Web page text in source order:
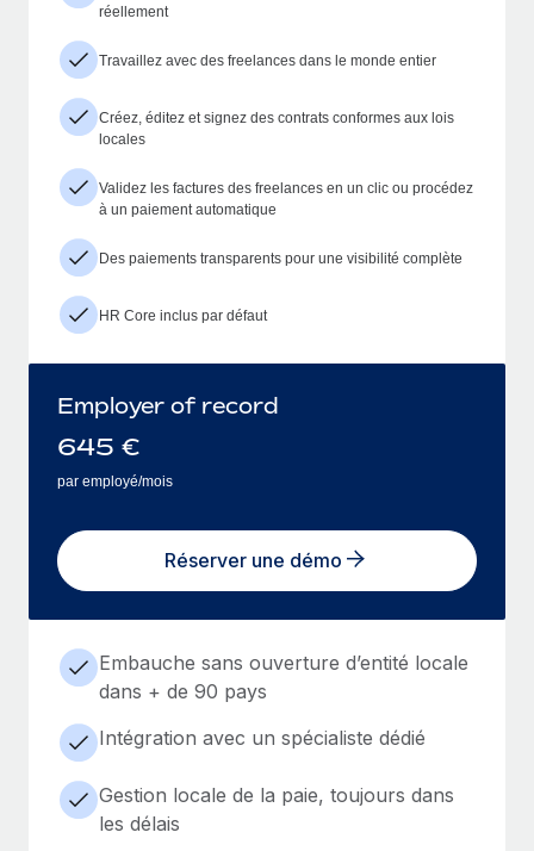
réellement
Travaillez avec des freelances dans le monde entier
Créez, éditez et signez des contrats conformes aux lois
locales
Validez les factures des freelances en un clic ou procédez
à un paiement automatique
Des paiements transparents pour une visibilité complète
HR Core inclus par défaut
Employer of record
645 €
par employé/mois
Réserver une démo
Embauche sans ouverture d’entité locale
dans + de 90 pays
Intégration avec un spécialiste dédié
Gestion locale de la paie, toujours dans
les délais